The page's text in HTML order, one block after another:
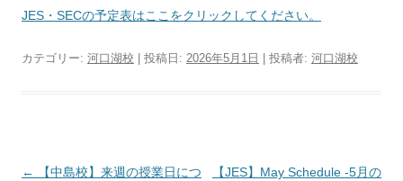
JES・SECの予定表はここをクリックしてください。
カテゴリー: 河口湖校 | 投稿日: 2026年5月1日 投稿者: 河口湖校
投
←
【中島校】来週の授業日につ
【JES】May Schedule ‐5月の